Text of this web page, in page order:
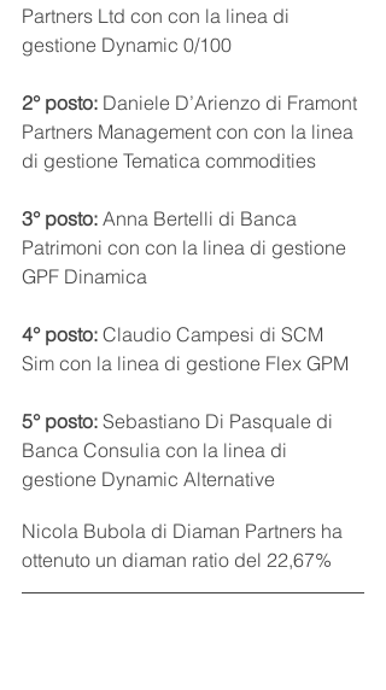
Partners Ltd con con la linea di
gestione Dynamic 0/100
2° posto: Daniele D’Arienzo di Framont
Partners Management con con la linea
di gestione Tematica commodities
3° posto: Anna Bertelli di Banca
Patrimoni con con la linea di gestione
GPF Dinamica
4° posto: Claudio Campesi di SCM
Sim con la linea di gestione Flex GPM
5° posto: Sebastiano Di Pasquale di
Banca Consulia con la linea di
gestione Dynamic Alternative
Nicola Bubola di Diaman Partners ha
ottenuto un diaman ratio del 22,67%